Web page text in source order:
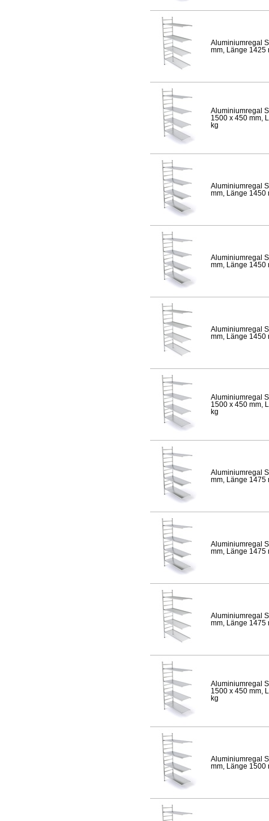
Aluminiumregal
mm, Länge 1425
Aluminiumregal
1500 x 450 mm,
kg
Aluminiumregal
mm, Länge 1450
Aluminiumregal
mm, Länge 1450
Aluminiumregal
mm, Länge 1450
Aluminiumregal
1500 x 450 mm,
kg
Aluminiumregal
mm, Länge 1475
Aluminiumregal
mm, Länge 1475
Aluminiumregal
mm, Länge 1475
Aluminiumregal
1500 x 450 mm,
kg
Aluminiumregal
mm, Länge 1500